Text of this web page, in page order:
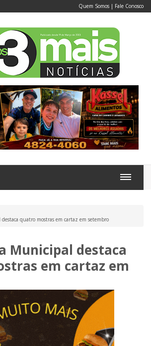
Quem Somos | Fale Conosco
quatro mostras em cartaz em setembro
Municipal destaca
em cartaz em